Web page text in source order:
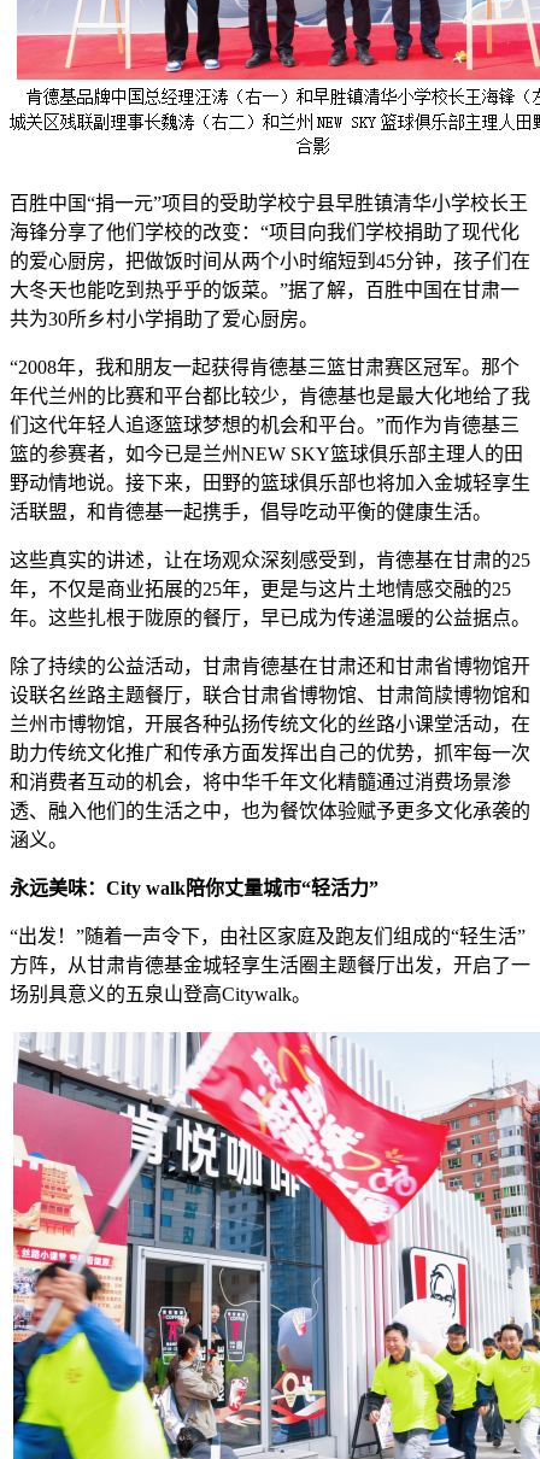
百胜中国“捐一元”项目的受助学校宁县早胜镇清华小学校长王
海锋分享了他们学校的改变：“项目向我们学校捐助了现代化
的爱心厨房，把做饭时间从两个小时缩短到45分钟，孩子们在
大冬天也能吃到热乎乎的饭菜。”据了解，百胜中国在甘肃一
共为30所乡村小学捐助了爱心厨房。
“2008年，我和朋友一起获得肯德基三篮甘肃赛区冠军。那个
年代兰州的比赛和平台都比较少，肯德基也是最大化地给了我
们这代年轻人追逐篮球梦想的机会和平台。”而作为肯德基三
篮的参赛者，如今已是兰州NEW SKY篮球俱乐部主理人的田
野动情地说。接下来，田野的篮球俱乐部也将加入金城轻享生
活联盟，和肯德基一起携手，倡导吃动平衡的健康生活。
这些真实的讲述，让在场观众深刻感受到，肯德基在甘肃的25
年，不仅是商业拓展的25年，更是与这片土地情感交融的25
年。这些扎根于陇原的餐厅，早已成为传递温暖的公益据点。
除了持续的公益活动，甘肃肯德基在甘肃还和甘肃省博物馆开
设联名丝路主题餐厅，联合甘肃省博物馆、甘肃简牍博物馆和
兰州市博物馆，开展各种弘扬传统文化的丝路小课堂活动，在
助力传统文化推广和传承方面发挥出自己的优势，抓牢每一次
和消费者互动的机会，将中华千年文化精髓通过消费场景渗
透、融入他们的生活之中，也为餐饮体验赋予更多文化承袭的
涵义。
永远美味：City walk陪你丈量城市“轻活力”
“出发！”随着一声令下，由社区家庭及跑友们组成的“轻生活”
方阵，从甘肃肯德基金城轻享生活圈主题餐厅出发，开启了一
场别具意义的五泉山登高Citywalk。